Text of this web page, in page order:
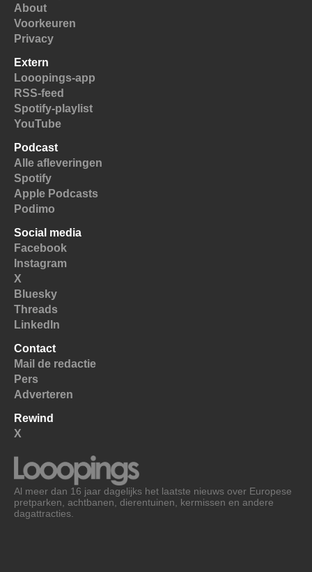
About
Voorkeuren
Privacy
Extern
Looopings-app
RSS-feed
Spotify-playlist
YouTube
Podcast
Alle afleveringen
Spotify
Apple Podcasts
Podimo
Social media
Facebook
Instagram
X
Bluesky
Threads
LinkedIn
Contact
Mail de redactie
Pers
Adverteren
Rewind
X
Al meer dan 16 jaar dagelijks het laatste nieuws over Europese
pretparken, achtbanen, dierentuinen, kermissen en andere
dagattracties.